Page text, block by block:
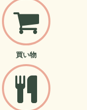
買い物